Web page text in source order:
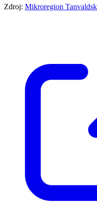
Zdroj: Mikroregion